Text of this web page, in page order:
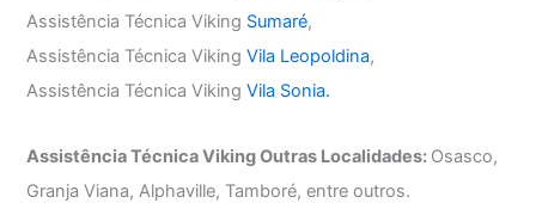
Assistência Técnica Viking Sumaré,
Assistência Técnica VikingVila Leopoldina,
Assistência Técnica VikingVila Sonia.
Assistência Técnica Viking Outras Localidades: Osasco,
Granja Viana, Alphaville, Tamboré, entre outros.